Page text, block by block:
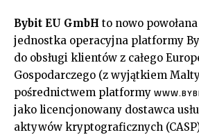
Bybit EU GmbH to nowo
jednostka operacyjna platformy
do obsługi klientów z całego
Gospodarczego (z wyjątkiem
pośrednictwem platformy
jako licencjonowany dostawca
aktywów kryptograficznych